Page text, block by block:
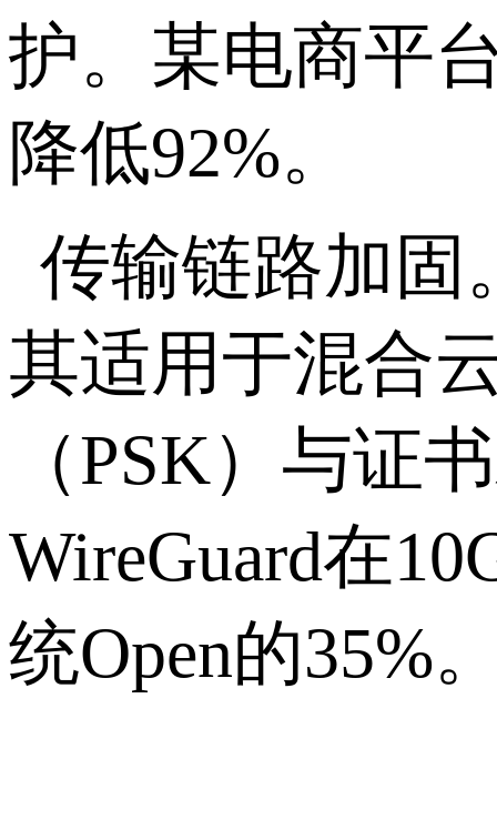
护。某电商平
降低92%。
传输链路加固
其适用于混合
（PSK）与证
WireGuard在
统Open的35%